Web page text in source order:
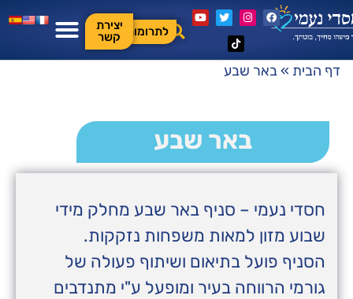
לתרומות
יצירת
קשר
דף הבית »באר שבע
באר שבע
חסדי נעמי – סניף באר שבע מחלק מידי
שבוע מזון למאות משפחות נזקקות.
הסניף פועל בתיאום ושיתוף פעולה של
גורמי הרווחה בעיר ומופעל ע"י מתנדבים